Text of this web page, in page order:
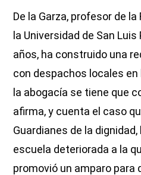
De la Garza, profesor de
la Universidad de San
años, ha construido una
con despachos locales en
la abogacía se tiene que
afirma, y cuenta el caso
Guardianes de la
escuela deteriorada a la
promovió un amparo para